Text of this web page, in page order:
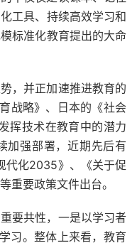
工具、持续高效学习和
标准化教育提出的大命
，并正加速推进教育的
战略》、日本的《社会
挥技术在教育中的潜力
加强部署，近期先后有
代化2035》、《关于促
重要政策文件出台。
要共性，一是以学习者
习。整体上来看，教育